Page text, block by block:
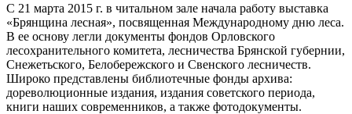
С 21 марта 2015 г. в читальном зале начала работу выставка
«Брянщина лесная», посвященная Международному дню леса.
В ее основу легли документы фондов Орловского
лесохранительного комитета, лесничества Брянской губернии,
Снежетьского, Белобережского и Свенского лесничеств.
Широко представлены библиотечные фонды архива:
дореволюционные издания, издания советского периода,
книги наших современников, а также фотодокументы.